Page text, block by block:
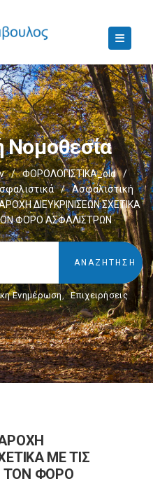
Νομοθεσία
/ ΦΟΡΟΛΟΓΙΣΤΙΚΑ_old
/
/
Ασφαλιστική
ΔΙΕΥΚΡΙΝΙΣΕΩΝ ΣΧΕΤΙΚΑ
ΦΟΡΟ ΑΣΦΑΛΙΣΤΡΩΝ
Ενημέρωση, Επιχειρήσεις
ΜΕ ΤΙΣ
ΤΟΝ ΦΟΡΟ